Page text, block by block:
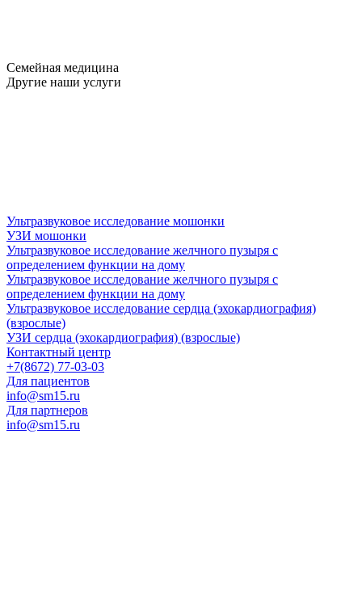
Семейная медицина
Другие наши услуги
Ультразвуковое исследование мошонки
УЗИ мошонки
Ультразвуковое исследование желчного пузыря с
определением функции на дому
Ультразвуковое исследование желчного пузыря с
определением функции на дому
Ультразвуковое исследование сердца (эхокардиография)
(взрослые)
УЗИ сердца (эхокардиография) (взрослые)
Контактный центр
+7(8672) 77-03-03
Для пациентов
info@sm15.ru
Для партнеров
info@sm15.ru